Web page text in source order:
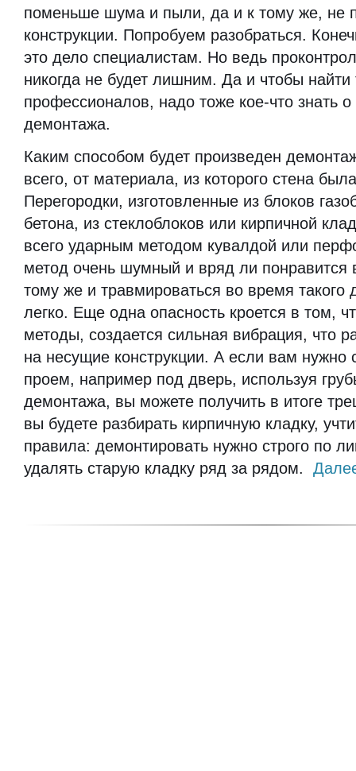
поменьше шума и пыли, да и к тому же, не
конструкции. Попробуем разобраться.
это дело специалистам. Но ведь
никогда не будет лишним. Да и чтобы найти
профессионалов, надо тоже кое-что знать
демонтажа.
Каким способом будет произведен
всего, от материала, из которого стена
Перегородки, изготовленные из блоков
бетона, из стеклоблоков или кирпичной
всего ударным методом кувалдой или
метод очень шумный и вряд ли
тому же и травмироваться во время такого
легко. Еще одна опасность кроется в том,
методы, создается сильная вибрация, что
на несущие конструкции. А если вам нужно
проем, например под дверь, используя
демонтажа, вы можете получить в итоге
вы будете разбирать кирпичную кладку,
правила: демонтировать нужно строго по
удалять старую кладку ряд за рядом.